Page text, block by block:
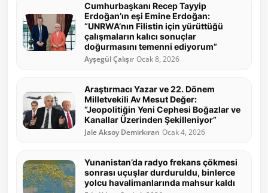
Cumhurbaşkanı Recep Tayyip
Erdoğan’ın eşi Emine Erdoğan:
“UNRWA’nın Filistin için yürüttüğü
çalışmaların kalıcı sonuçlar
doğurmasını temenni ediyorum”
Ayşegül Çalışır Ocak 8, 2026
Araştırmacı Yazar ve 22. Dönem
Milletvekili Av Mesut Değer:
“Jeopolitiğin Yeni Cephesi Boğazlar ve
Kanallar Üzerinden Şekilleniyor”
Jale Aksoy Demirkıran Ocak 4, 2026
Yunanistan’da radyo frekans çökmesi
sonrası uçuşlar durduruldu, binlerce
yolcu havalimanlarında mahsur kaldı